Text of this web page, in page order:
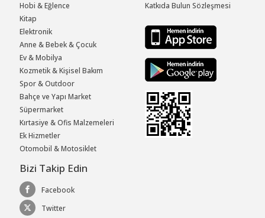
Hobi & Eğlence
Kitap
Elektronik
Anne & Bebek & Çocuk
Ev & Mobilya
Kozmetik & Kişisel Bakım
Spor & Outdoor
Bahçe ve Yapı Market
Süpermarket
Kırtasiye & Ofis Malzemeleri
Ek Hizmetler
Otomobil & Motosiklet
Katkıda Bulun Sözleşmesi
Bizi Takip Edin
Facebook
Twitter